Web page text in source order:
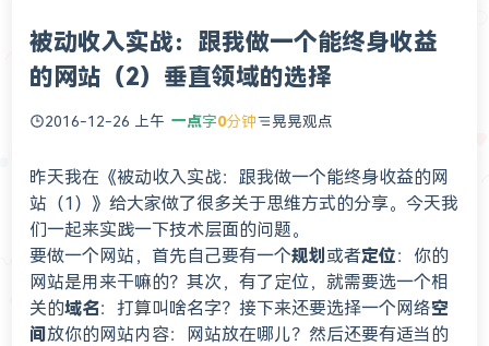
被动收入实战：跟我做一个能终身收益
的网站（2）垂直领域的选择
2016-12-26 上午 一点字0分钟 晃晃观点
昨天我在《被动收入实战：跟我做一个能终身收益的网
站（1） 》给大家做了很多关于思维方式的分享。今天我
们一起来实践一下技术层面的问题。
要做一个网站，首先自己要有一个规划 或者定位：你的
网站是用来干嘛的？其次，有了定位，就需要选一个相
关的域名：打算叫啥名字？接下来还要选择一个网络空
间 放你的网站内容：网站放在哪儿？然后还要有适当的